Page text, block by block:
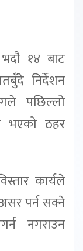
१४ बाट
निर्देशन
पछिल्लो
भएको ठहर
कार्यले
असर पर्न सक्ने
नगराउन